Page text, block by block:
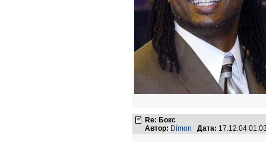
Re: Бокс
Автор: Dimon Дата: 17.12.04